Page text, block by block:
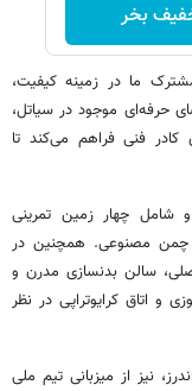
بخر
ما در زمینه کیفیت،
حرفه‌ای موجود در سیاتل،
کادر فنی فراهم می‌کند تا
۲۰۲۴ افتتاح شده و شامل چهار زمین تمرینی
چمن مصنوعی. همچنین در
سالن بدنسازی مدرن و
اتاق کرایوتراپی در نظر
نیز از میزبانی تیم ملی